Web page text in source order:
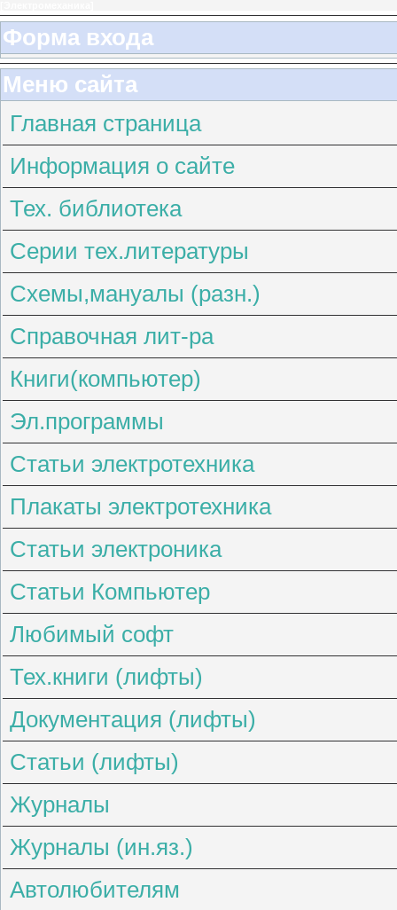
Форма входа
Меню сайта
Главная страница
Информация о сайте
Тех. библиотека
Серии тех.литературы
Схемы,мануалы (разн.)
Справочная лит-ра
Книги(компьютер)
Эл.программы
Статьи электротехника
Плакаты электротехника
Статьи электроника
Статьи Компьютер
Любимый софт
Тех.книги (лифты)
Документация (лифты)
Статьи (лифты)
Журналы
Журналы (ин.яз.)
Автолюбителям